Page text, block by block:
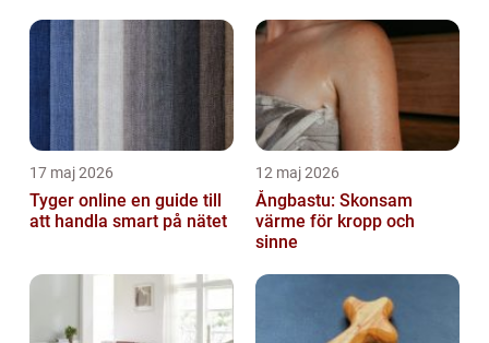
17 maj 2026
Tyger online en guide till
att handla smart på nätet
12 maj 2026
Ångbastu: Skonsam
värme för kropp och
sinne